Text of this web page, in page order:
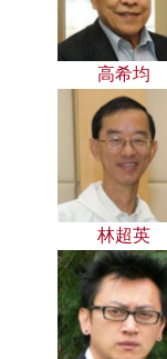
高希均
林超英